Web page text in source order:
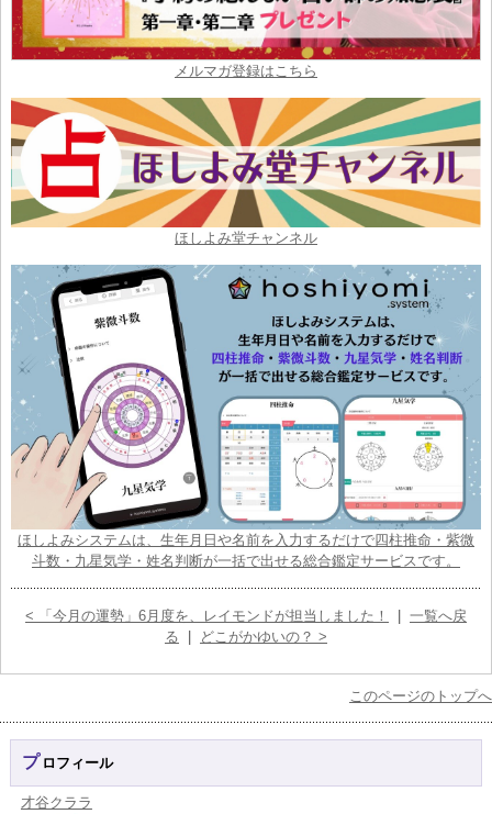
メルマガ登録はこちら
ほしよみ堂チャンネル
ほしよみシステムは、生年月日や名前を入力するだけで四柱推命・紫微
斗数・九星気学・姓名判断が一括で出せる総合鑑定サービスです。
< 「今月の運勢」6月度を、レイモンドが担当しました！
一覧へ戻
る
どこがかゆいの？ >
このページのトップへ
プロフィール
才谷クララ